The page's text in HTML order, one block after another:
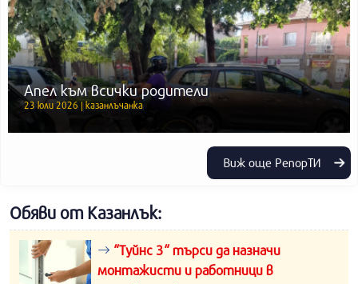
Апел към всички родители
23 юли 2026 | казанлъчанка
Виж още РепорТИ
Обяви от Казанлък:
“Туйнс 3“ търси да назначи
монтажисти и работници в